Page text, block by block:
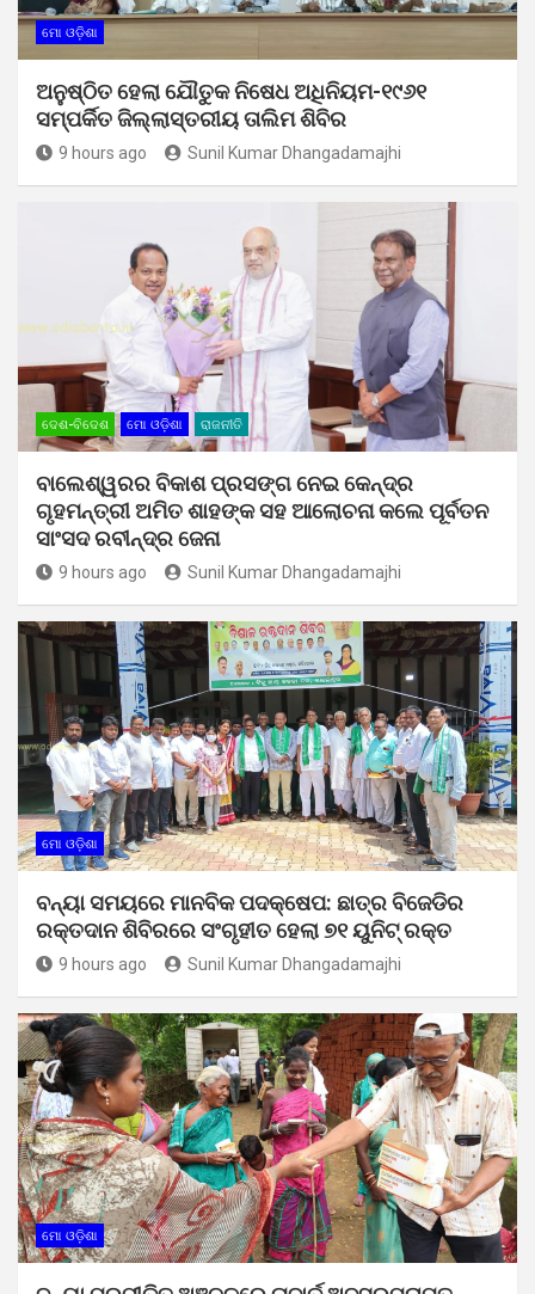
ମୋ ଓଡ଼ିଶା
ଅନୁଷ୍ଠିତ ହେଲା ଯୌତୁକ ନିଷେଧ ଅଧିନିୟମ-୧୯୬୧
ସମ୍ପର୍କିତ ଜିଲ୍ଲାସ୍ତରୀୟ ତାଲିମ ଶିବିର
9 hours ago Sunil Kumar Dhangadamajhi
ଦେଶ-ବିଦେଶ ମୋ ଓଡ଼ିଶା ରାଜନୀତି
ବାଲେଶ୍ୱରର ବିକାଶ ପ୍ରସଙ୍ଗ ନେଇ କେନ୍ଦ୍ର
ଗୃହମନ୍ତ୍ରୀ ଅମିତ ଶାହଙ୍କ ସହ ଆଲୋଚନା କଲେ ପୂର୍ବତନ
ସାଂସଦ ରବୀନ୍ଦ୍ର ଜେନା
9 hours ago Sunil Kumar Dhangadamajhi
ମୋ ଓଡ଼ିଶା
ବନ୍ୟା ସମୟରେ ମାନବିକ ପଦକ୍ଷେପ: ଛାତ୍ର ବିଜେଡିର
ରକ୍ତଦାନ ଶିବିରରେ ସଂଗୃହୀତ ହେଲା ୭୧ ୟୁନିଟ୍ ରକ୍ତ
9 hours ago Sunil Kumar Dhangadamajhi
ମୋ ଓଡ଼ିଶା